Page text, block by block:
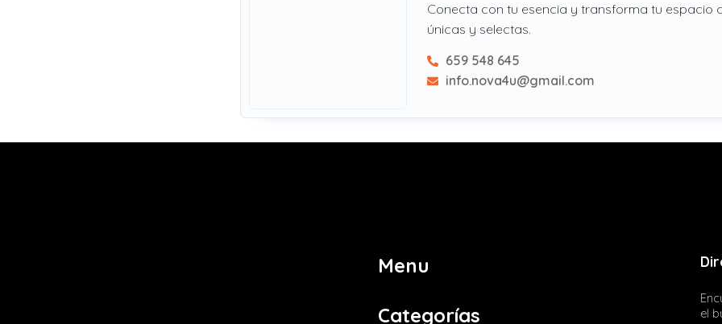
Conecta con tu esencia y transforma tu espacio
únicas y selectas.
659 548 645
info.nova4u@gmail.com
Menu
Categorías
el